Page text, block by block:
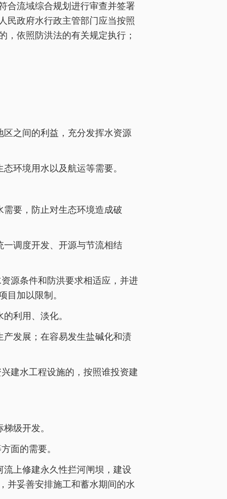
合流域综合规划进行审查并签署
民政府水行政主管部门应当按照
依照防洪法的有关规定执行；
之间的利益，充分发挥水资源
环境用水以及航运等需要。
要，防止对生态环境造成破
调度开发、开源与节流相结
源条件和防洪要求相适应，并进
目加以限制。
利用、淡化。
发展；在容易发生盐碱化和渍
建水工程设施的，按照谁投资建
级开发。
面的需要。
上修建永久性拦河闸坝，建设
并妥善安排施工和蓄水期间的水